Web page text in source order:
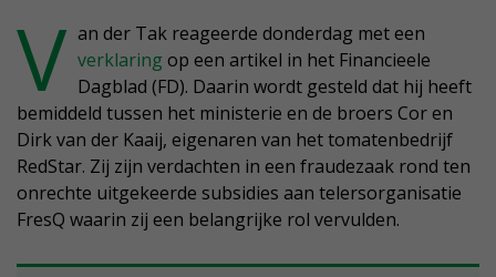
V an der Tak reageerde donderdag met een
verklaring op een artikel in het Financieele
Dagblad (FD). Daarin wordt gesteld dat hij heeft
bemiddeld tussen het ministerie en de broers Cor en
Dirk van der Kaaij, eigenaren van het tomatenbedrijf
RedStar. Zij zijn verdachten in een fraudezaak rond ten
onrechte uitgekeerde subsidies aan telersorganisatie
FresQ waarin zij een belangrijke rol vervulden.